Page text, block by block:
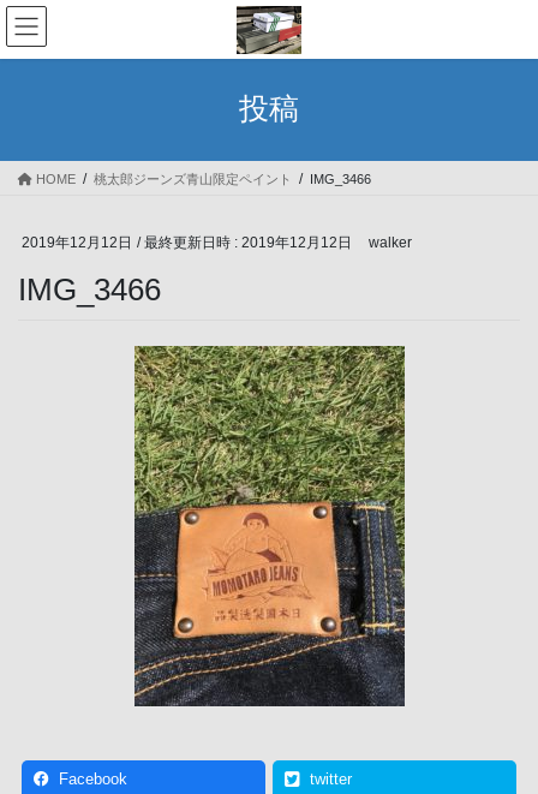
コ
ン
テ
ス
ナ
ビ
ゲ
ン
投稿
HOME 桃太郎ジーンズ青山限定ペイント IMG_3466
2019年12月12日 / 最終更新日時 : 2019年12月12日 walker
IMG_3466
Facebook twitter